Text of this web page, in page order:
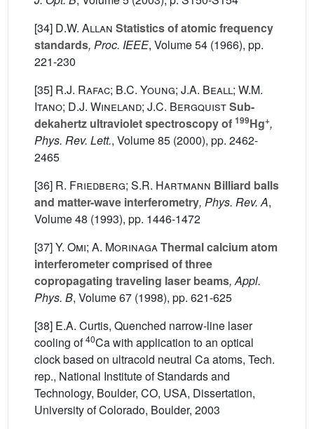
[34] D.W. Allan Statistics of atomic frequency
standards, Proc. IEEE, Volume 54 (1966), pp.
221-230
[35] R.J. Rafac; B.C. Young; J.A. Beall; W.M.
Itano; D.J. Wineland; J.C. BergquistSub-
dekahertz ultraviolet spectroscopy of 199Hg+,
Phys. Rev. Lett., Volume 85 (2000), pp. 2462-
2465
[36] R. Friedberg; S.R. Hartmann Billiard balls
and matter-wave interferometry, Phys. Rev. A,
Volume 48 (1993), pp. 1446-1472
[37]Y. Omi; A. MorinagaThermal calcium atom
interferometer comprised of three
copropagating traveling laser beams, Appl.
Phys. B, Volume 67 (1998), pp. 621-625
[38] E.A. Curtis, Quenched narrow-line laser
cooling of40Ca with application to an optical
clock based on ultracold neutral Ca atoms, Tech.
rep., National Institute of Standards and
Technology, Boulder, CO, USA, Dissertation,
University of Colorado, Boulder, 2003